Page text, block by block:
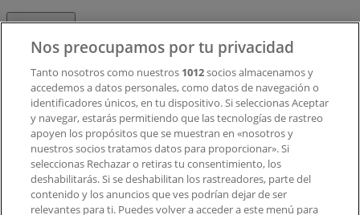
Contacto comercial y de marketing
Tienda mal colocada en el mapa
Notificar un folleto
¿Encontraste un problema en la web o en la
aplicación?
Índices
Nos preocupamos por tu privacidad
Tanto nosotros como nuestros 1012socios almacenamos y
accedemos a datos personales, como datos de navegación o
identificadores únicos, en tu dispositivo. Si seleccionas Aceptar
y navegar, estarás permitiendo que las tecnologías de rastreo
apoyen los propósitos que se muestran en «nosotros y
nuestros socios tratamos datos para proporcionar». Si
seleccionas Rechazar o retiras tu consentimiento, los
deshabilitarás. Si se deshabilitan los rastreadores, parte del
contenido y los anuncios que ves podrían dejar de ser
relevantes para ti. Puedes volver a acceder a este menú para